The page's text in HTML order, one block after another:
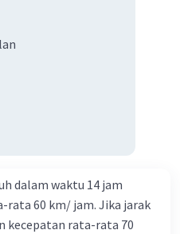
dalam waktu 14 jam
rata 60 km/ jam. Jika jarak
kecepatan rata-rata 70